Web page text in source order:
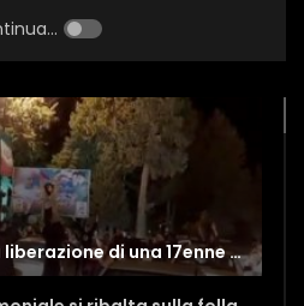
Iran, festa per la liberazione di una 17enne che rischiava la pena capitale